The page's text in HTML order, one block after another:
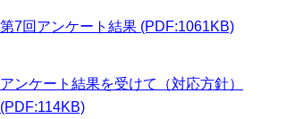
第7回アンケート結果 (PDF:1061KB)
アンケート結果を受けて（対応方針）
(PDF:114KB)